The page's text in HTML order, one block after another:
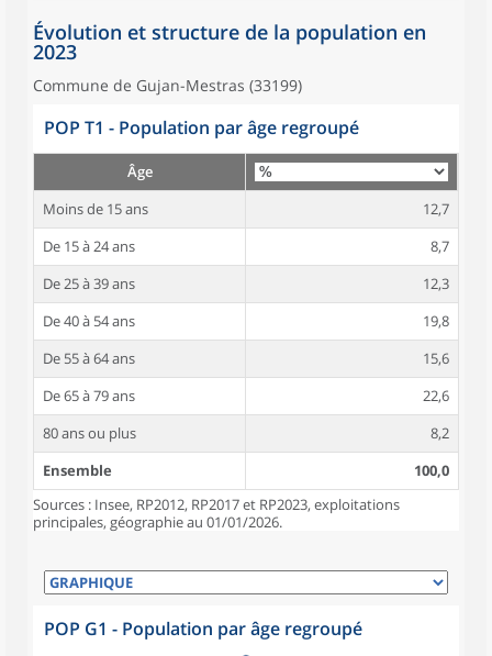
Évolution et structure de la population en
2023
Commune de Gujan-Mestras (33199)
POP T1 - Population par âge regroupé
Âge
Moins de 15 ans
12,7
De 15 à 24 ans
8,7
De 25 à 39 ans
12,3
De 40 à 54 ans
19,8
De 55 à 64 ans
15,6
De 65 à 79 ans
22,6
80 ans ou plus
8,2
Ensemble
100,0
Sources : Insee, RP2012, RP2017 et RP2023, exploitations
principales, géographie au 01/01/2026.
POP G1 - Population par âge regroupé